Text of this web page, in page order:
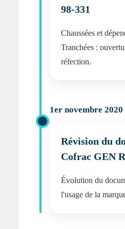
98-331
Chaussées et
Tranchées :
réfection.
1er novembre 2020
Révision du
Cofrac GEN
Évolution du
l'usage de la